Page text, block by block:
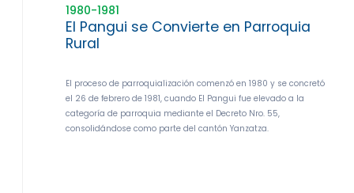
1980-1981
El Pangui se Convierte en Parroquia
Rural
El proceso de parroquialización comenzó en 1980 y se concretó
el 26 de febrero de 1981, cuando El Pangui fue elevado a la
categoría de parroquia mediante el Decreto Nro. 55,
consolidándose como parte del cantón Yanzatza.